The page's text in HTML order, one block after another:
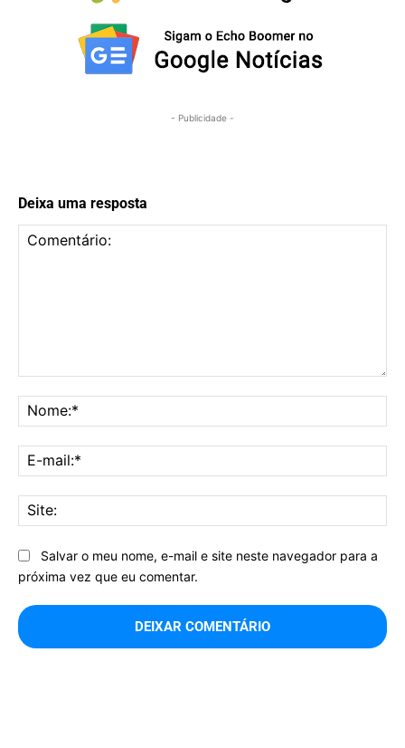
- Publicidade -
Deixa uma resposta
Salvar o meu nome, e-mail e site neste navegador para a
próxima vez que eu comentar.